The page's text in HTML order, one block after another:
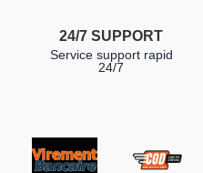
24/7 SUPPORT
Service support rapid
24/7